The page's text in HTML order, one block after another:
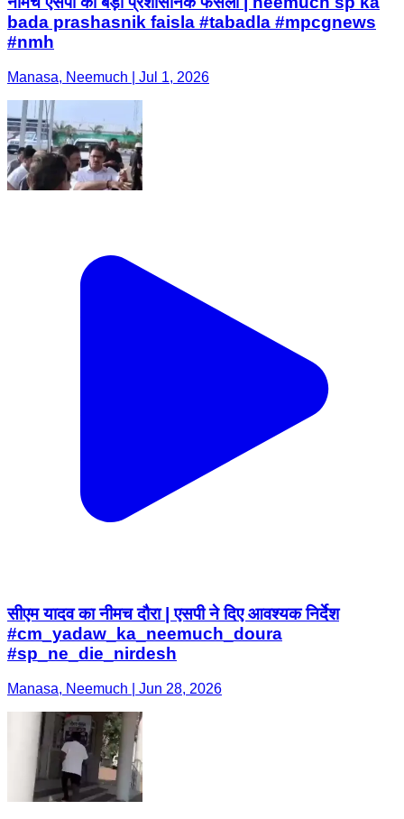
bada prashasnik faisla #tabadla #mpcgnews
#nmh
Manasa, Neemuch | Jul 1, 2026
सीएम यादव का नीमच दौरा | एसपी ने दिए आवश्यक निर्देश
#cm_yadaw_ka_neemuch_doura
#sp_ne_die_nirdesh
Manasa, Neemuch | Jun 28, 2026